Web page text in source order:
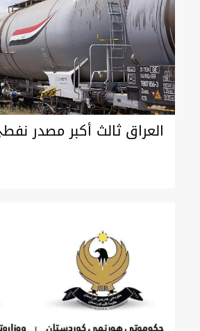
العراق ثالث أكبر مصدر